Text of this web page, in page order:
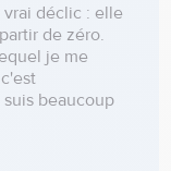
déclic : elle
de zéro.
je me
beaucoup